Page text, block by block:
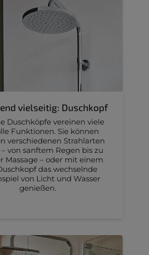
vielseitig: Duschkopf
Duschköpfe vereinen viele
Funktionen. Sie können
verschiedenen Strahlarten
von sanftem Regen bis zu
Massage – oder mit einem
das wechselnde
von Licht und Wasser
genießen.